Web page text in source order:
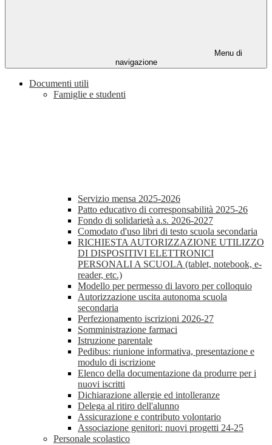
Menu di
navigazione
Documenti utili
Famiglie e studenti
Servizio mensa 2025-2026
Patto educativo di corresponsabilità 2025-26
Fondo di solidarietà a.s. 2026-2027
Comodato d'uso libri di testo scuola secondaria
RICHIESTA AUTORIZZAZIONE UTILIZZO
DI DISPOSITIVI ELETTRONICI
PERSONALI A SCUOLA (tablet, notebook, e-
reader, etc.)
Modello per permesso di lavoro per colloquio
Autorizzazione uscita autonoma scuola
secondaria
Perfezionamento iscrizioni 2026-27
Somministrazione farmaci
Istruzione parentale
Pedibus: riunione informativa, presentazione e
modulo di iscrizione
Elenco della documentazione da produrre per i
nuovi iscritti
Dichiarazione allergie ed intolleranze
Delega al ritiro dell'alunno
Assicurazione e contributo volontario
Associazione genitori: nuovi progetti 24-25
Personale scolastico